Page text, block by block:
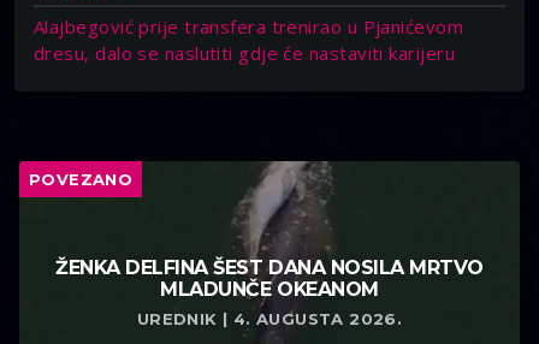
Alajbegović prije transfera trenirao u Pjanićevom
dresu, dalo se naslutiti gdje će nastaviti karijeru
POVEZANO
ŽENKA DELFINA ŠEST DANA NOSILA MRTVO
MLADUNČE OKEANOM
UREDNIK | 4. AUGUSTA 2026.